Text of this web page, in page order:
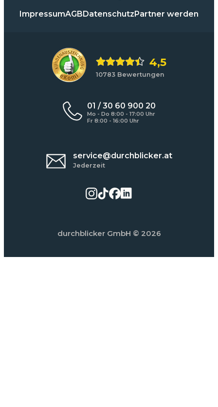
ImpressumAGBDatenschutzPartner werden
4,5
10783 Bewertungen
01 / 30 60 900 20
Mo - Do 8:00 - 17:00 Uhr
Fr 8:00 - 16:00 Uhr
service@durchblicker.at
Jederzeit
durchblicker GmbH © 2026